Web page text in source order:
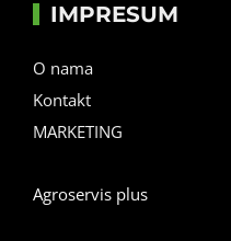
IMPRESUM
O nama
Kontakt
MARKETING
Agroservis plus